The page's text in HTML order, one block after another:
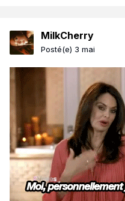
MilkCherry
Posté(e) 3 mai